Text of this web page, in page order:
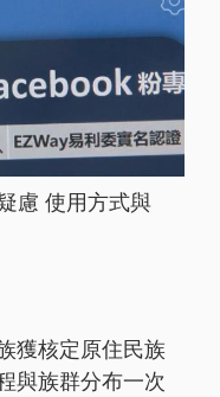
慮 使用方式與
獲核定原住民族
與族群分布一次